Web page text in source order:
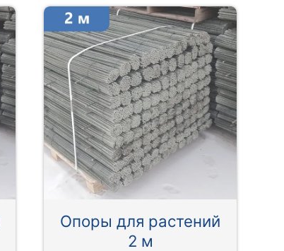
Опоры для растений
2 м